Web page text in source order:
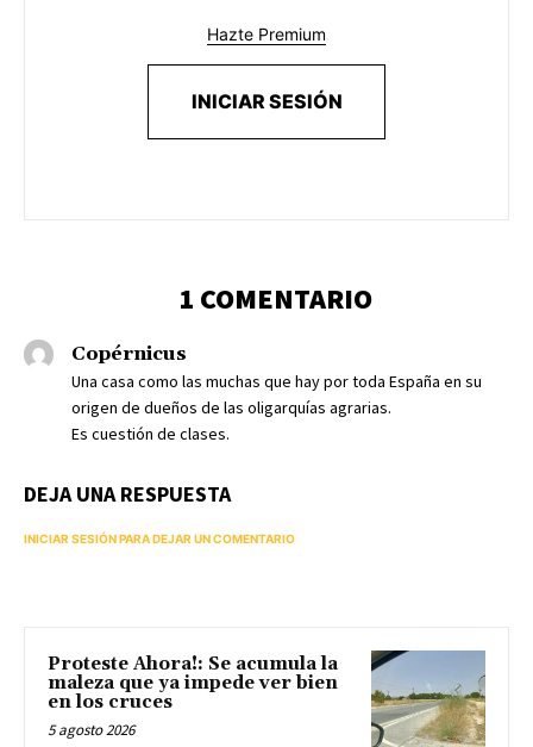
Hazte Premium
INICIAR SESIÓN
1 COMENTARIO
Copérnicus
Una casa como las muchas que hay por toda España en su
origen de dueños de las oligarquías agrarias.
Es cuestión de clases.
DEJA UNA RESPUESTA
INICIAR SESIÓN PARA DEJAR UN COMENTARIO
Proteste Ahora!: Se acumula la
maleza que ya impede ver bien
en los cruces
5 agosto 2026